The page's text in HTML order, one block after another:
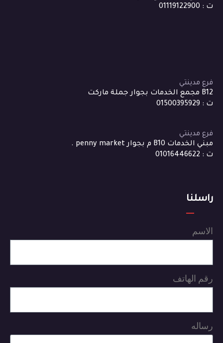
ت : 01119122900
فرع مدينتي
B12 مجمع الخدمات بجوار جملة ماركت
ت : 01500395929
فرع مدينتي
مبني الخدمات B10 م بجوار penny market .
ت : 01016446622
راسلنا
الاسم
رقم الهاتف
رساله